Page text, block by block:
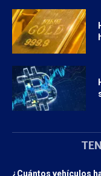
¿Cuántos vehículos